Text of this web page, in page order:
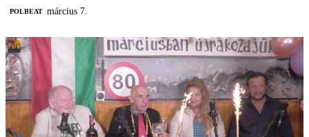
‎POLBEAT március 7.